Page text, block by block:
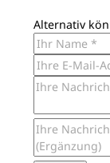
Alternativ